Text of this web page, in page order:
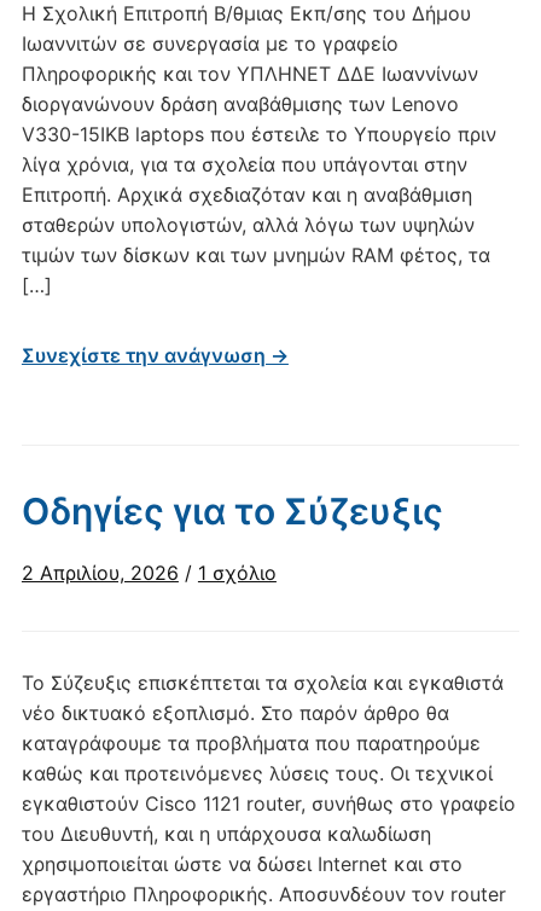
Η Σχολική Επιτροπή Β/θμιας Εκπ/σης του Δήμου
Ιωαννιτών σε συνεργασία με το γραφείο
Πληροφορικής και τον ΥΠΛΗΝΕΤ ΔΔΕ Ιωαννίνων
διοργανώνουν δράση αναβάθμισης των Lenovo
V330-15IKB laptops που έστειλε το Υπουργείο πριν
λίγα χρόνια, για τα σχολεία που υπάγονται στην
Επιτροπή. Αρχικά σχεδιαζόταν και η αναβάθμιση
σταθερών υπολογιστών, αλλά λόγω των υψηλών
τιμών των δίσκων και των μνημών RAM φέτος, τα
[…]
Συνεχίστε την ανάγνωση →
Οδηγίες για το Σύζευξις
2 Απριλίου, 2026 / 1 σχόλιοστο
Σύζευξις
Το Σύζευξις επισκέπτεται τα σχολεία και εγκαθιστά
νέο δικτυακό εξοπλισμό. Στο παρόν άρθρο θα
καταγράφουμε τα προβλήματα που παρατηρούμε
καθώς και προτεινόμενες λύσεις τους. Οι τεχνικοί
εγκαθιστούν Cisco 1121 router, συνήθως στο γραφείο
του Διευθυντή, και η υπάρχουσα καλωδίωση
χρησιμοποιείται ώστε να δώσει Internet και στο
εργαστήριο Πληροφορικής. Αποσυνδέουν τον router